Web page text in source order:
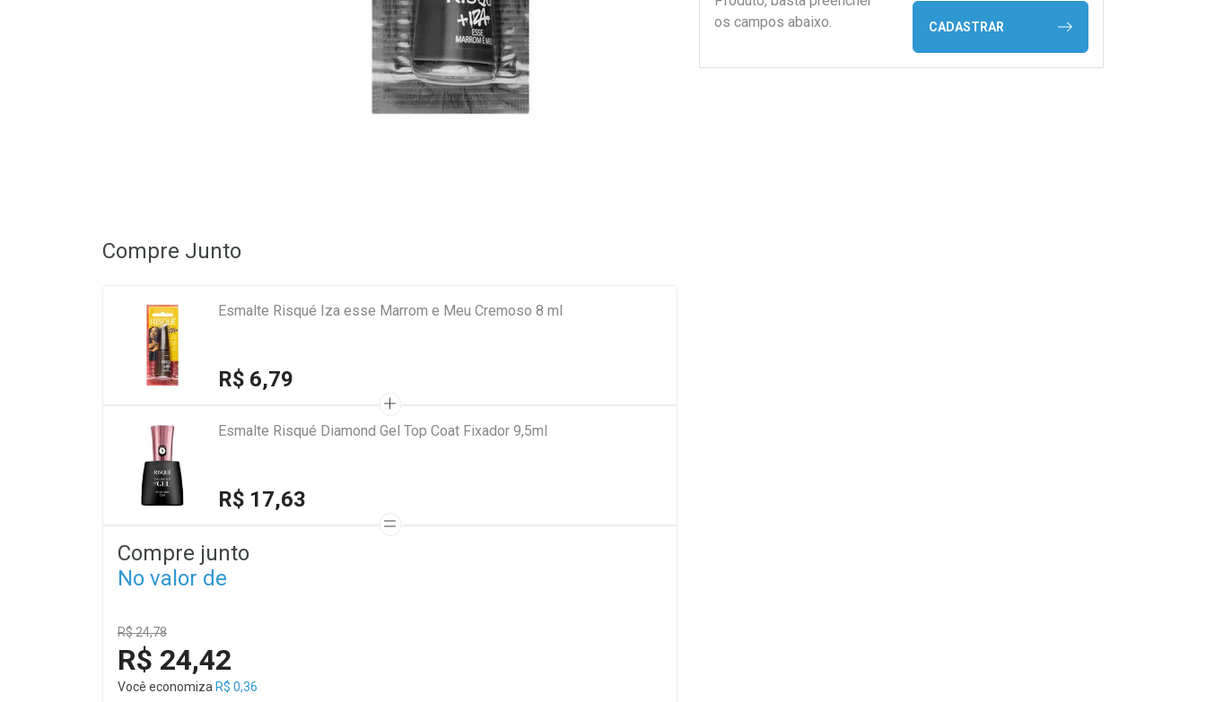
os campos abaixo.
CADASTRAR
Compre Junto
Esmalte Risqué Iza esse Marrom e Meu Cremoso 8 ml
R$ 6,79
Esmalte Risqué Diamond Gel Top Coat Fixador 9,5ml
R$ 17,63
Compre junto
No valor de
R$ 24,78
R$ 24,42
Você economiza R$ 0,36